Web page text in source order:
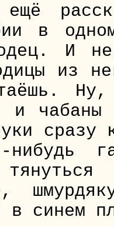
в
И
из
и
сразу
нибудь
в синем